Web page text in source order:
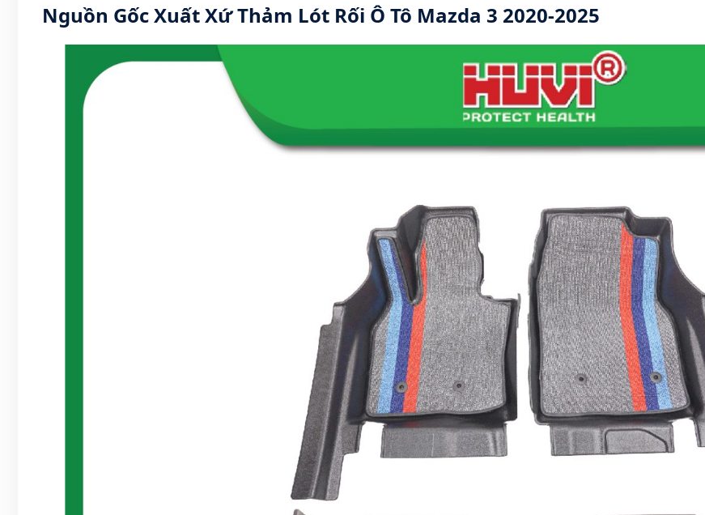
Nguồn Gốc Xuất XứThảm Lót Rối Ô Tô Mazda 3 2020-2025